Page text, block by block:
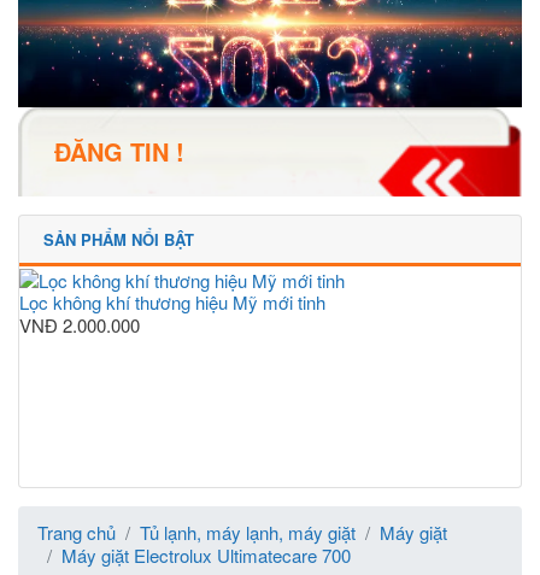
ĐĂNG TIN !
SẢN PHẨM NỔI BẬT
Lọc không khí thương hiệu Mỹ mới tinh
VNĐ 2.000.000
Trang chủ Tủ lạnh, máy lạnh, máy giặt
Máy giặt
Máy giặt Electrolux Ultimatecare 700